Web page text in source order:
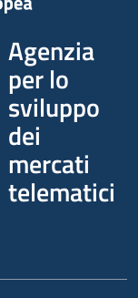
Agenzia
per lo
sviluppo
dei
mercati
telematici